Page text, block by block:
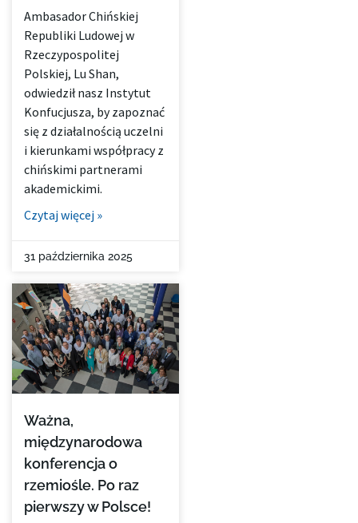
Ambasador Chińskiej
Republiki Ludowej w
Rzeczypospolitej
Polskiej, Lu Shan,
odwiedził nasz Instytut
Konfucjusza, by zapoznać
się z działalnością uczelni
i kierunkami współpracy z
chińskimi partnerami
akademickimi.
Czytaj więcej »
31 października 2025
Ważna,
międzynarodowa
konferencja o
rzemiośle. Po raz
pierwszy w Polsce!